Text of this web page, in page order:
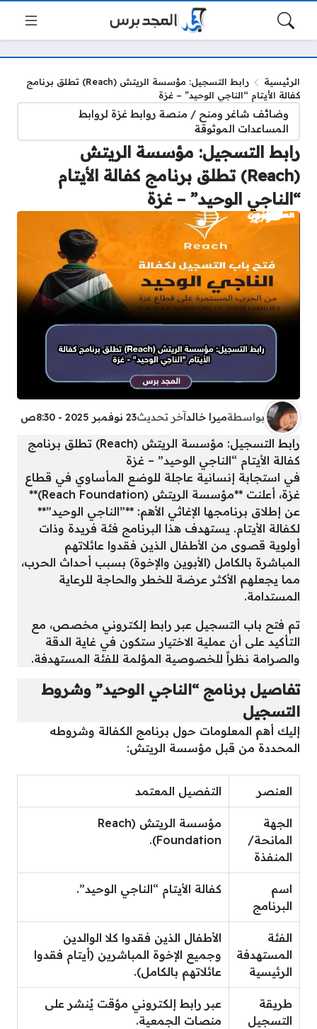
الرئيسية
رابط التسجيل: مؤسسة الريتش (Reach) تطلق برنامج
كفالة الأيتام “الناجي الوحيد” – غزة
وضائف شاغر ومنح / منصة روابط غزة لروابط
المساعدات الموثوقة
رابط التسجيل: مؤسسة الريتش
(Reach) تطلق برنامج كفالة الأيتام
“الناجي الوحيد” – غزة
بواسطةميرا خالدآخر تحديث23 نوفمبر 2025 - 8:30ص
رابط التسجيل: مؤسسة الريتش (Reach) تطلق برنامج
كفالة الأيتام “الناجي الوحيد” – غزة
في استجابة إنسانية عاجلة للوضع المأساوي في قطاع
غزة، أعلنت **مؤسسة الريتش (Reach Foundation)**
عن إطلاق برنامجها الإغاثي الأهم: **”الناجي الوحيد”**
لكفالة الأيتام. يستهدف هذا البرنامج فئة فريدة وذات
أولوية قصوى من الأطفال الذين فقدوا عائلاتهم
المباشرة بالكامل (الأبوين والإخوة) بسبب أحداث الحرب،
مما يجعلهم الأكثر عرضة للخطر والحاجة للرعاية
المستدامة.
تم فتح باب التسجيل عبر رابط إلكتروني مخصص، مع
التأكيد على أن عملية الاختيار ستكون في غاية الدقة
والصرامة نظراً للخصوصية المؤلمة للفئة المستهدفة.
تفاصيل برنامج “الناجي الوحيد” وشروط
التسجيل
إليك أهم المعلومات حول برنامج الكفالة وشروطه
المحددة من قبل مؤسسة الريتش:
العنصر التفصيل المعتمد
الجهة
المانحة/
المنفذة
مؤسسة الريتش (Reach
Foundation).
اسم
البرنامج
كفالة الأيتام “الناجي الوحيد”.
الفئة
المستهدفة
الرئيسية
الأطفال الذين فقدوا كلا الوالدين
وجميع الإخوة المباشرين (أيتام فقدوا
عائلاتهم بالكامل).
طريقة
التسجيل
عبر رابط إلكتروني مؤقت يُنشر على
منصات الجمعية.